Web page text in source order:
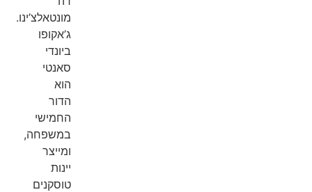
מונטאלצ’ינו.
ג’אקופו
ביונדי
סאנטי
הוא
הדור
החמישי
במשפחה,
ומייצר
יינות
טוסקנים